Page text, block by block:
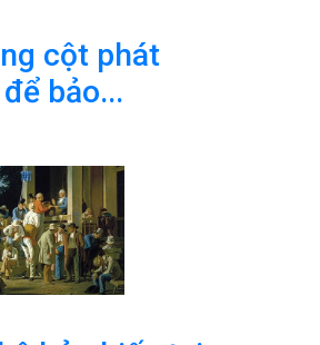
cột phát
bảo...